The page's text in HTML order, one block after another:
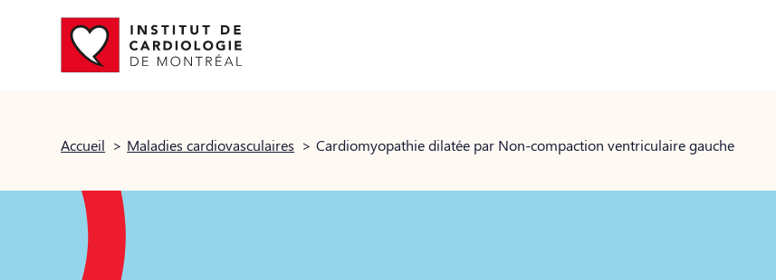
Accueil > Maladies cardiovasculaires > Cardiomyopathie dilatée par Non-compaction ventriculaire gauche